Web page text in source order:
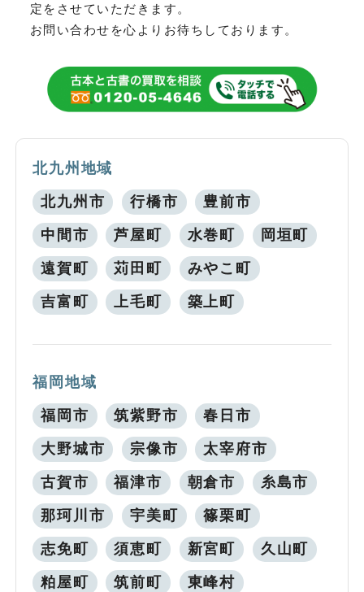
定をさせていただきます。
お問い合わせを心よりお待ちしております。
北九州地域
北九州市 行橋市 豊前市
中間市 芦屋町 水巻町 岡垣町
遠賀町 苅田町 みやこ町
吉富町 上毛町 築上町
福岡地域
福岡市 筑紫野市 春日市
大野城市 宗像市 太宰府市
古賀市 福津市 朝倉市 糸島市
那珂川市 宇美町 篠栗町
志免町 須恵町 新宮町 久山町
粕屋町 筑前町 東峰村